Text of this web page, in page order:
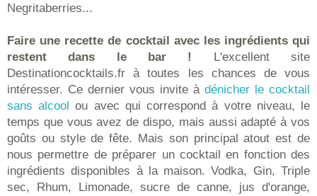
Negritaberries...
Faire une recette de cocktail avec les ingrédients qui
restent dans le bar !
L'excellent site
Destinationcocktails.fr à toutes les chances de vous
intéresser. Ce dernier vous invite à dénicher le cocktail
sans alcool
ou avec qui correspond à votre niveau, le
temps que vous avez de dispo, mais aussi adapté à vos
goûts ou style de fête. Mais son principal atout est de
nous permettre de préparer un cocktail en fonction des
ingrédients disponibles à la maison. Vodka, Gin, Triple
sec, Rhum, Limonade, sucre de canne, jus d'orange,